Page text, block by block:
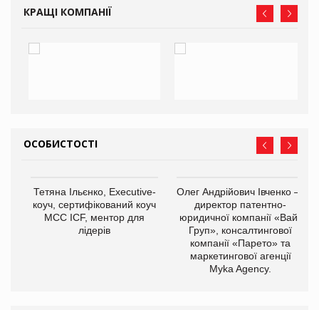
КРАЩІ КОМПАНІЇ
ОСОБИСТОСТІ
Тетяна Ільєнко, Executive-
коуч, сертифікований коуч
МСС ICF, ментор для
лідерів
Олег Андрійович Івченко —
директор патентно-
юридичної компанії «Вайз
Груп», консалтингової
компанії «Парето» та
маркетингової агенції
Myka Agency.